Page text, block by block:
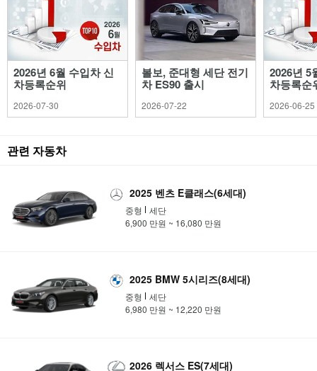
2026년 6월 수입차 신
차등록순위
2026-07-30
볼보, 준대형 세단 전기
차 ES90 출시
2026-07-22
2026년 5
차등록순
2026-06-25
관련 자동차
2025 벤츠 E클래스(6세대)
중형
세단
6,900 만원 ~ 16,080 만원
2025 BMW 5시리즈(8세대)
중형
세단
6,980 만원 ~ 12,220 만원
2026 렉서스 ES(7세대)